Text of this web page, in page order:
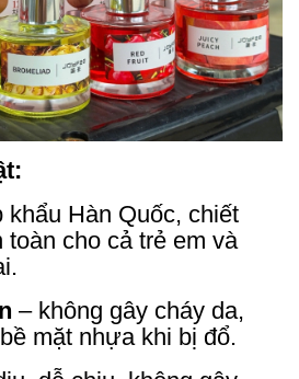
Hàn Quốc, chiết
cho cả trẻ em và
– không gây cháy da,
mặt nhựa khi bị đổ.